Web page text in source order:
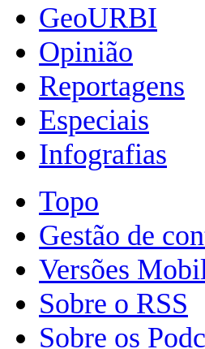
GeoURBI
Opinião
Reportagens
Especiais
Infografias
Topo
Gestão de
Versões
Sobre o RSS
Sobre os